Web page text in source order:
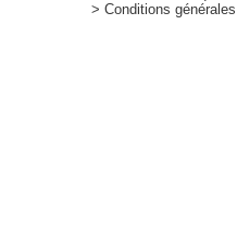
> Conditions